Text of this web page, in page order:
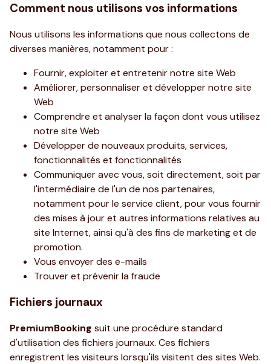
Comment nous utilisons vos informations
Nous utilisons les informations que nous collectons de
diverses manières, notamment pour :
Fournir, exploiter et entretenir notre site Web
Améliorer, personnaliser et développer notre site
Web
Comprendre et analyser la façon dont vous utilisez
notre site Web
Développer de nouveaux produits, services,
fonctionnalités et fonctionnalités
Communiquer avec vous, soit directement, soit par
l'intermédiaire de l'un de nos partenaires,
notamment pour le service client, pour vous fournir
des mises à jour et autres informations relatives au
site Internet, ainsi qu'à des fins de marketing et de
promotion.
Vous envoyer des e-mails
Trouver et prévenir la fraude
Fichiers journaux
PremiumBooking suit une procédure standard
d'utilisation des fichiers journaux. Ces fichiers
enregistrent les visiteurs lorsqu'ils visitent des sites Web.